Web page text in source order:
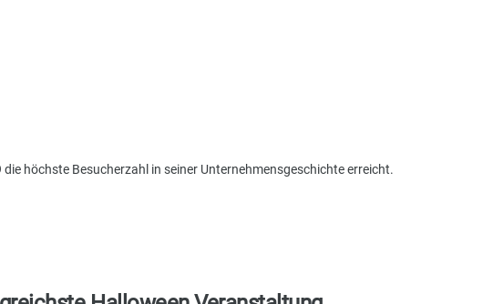
höchste Besucherzahl in seiner Unternehmensgeschichte erreicht.